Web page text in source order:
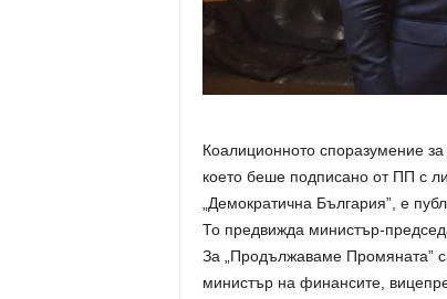
Коалиционното споразумение
което беше подписано от ПП с
„Демократична България”, е
То предвижда министър-
За „Продължаваме Промяната”
министър на финансите,